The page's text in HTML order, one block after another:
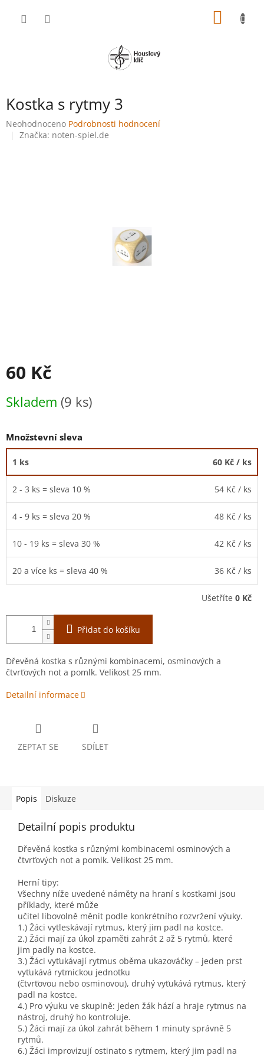
Kostka s rytmy 3
Průměrné
hodnocení
Neohodnoceno Podrobnosti hodnocení
Značka: noten-spiel.de
60 Kč
cena:
Skladem (9 ks)
Množstevní sleva
1 ks 60 Kč / ks
2 - 3 ks = sleva 10 % 54 Kč / ks
4 - 9 ks = sleva 20 % 48 Kč / ks
10 - 19 ks = sleva 30 % 42 Kč / ks
20 a více ks = sleva 40 % 36 Kč / ks
Ušetříte 0 Kč
Přidat do košíku
Dřevěná kostka s různými kombinacemi, osminových a
čtvrťových not a pomlk. Velikost 25 mm.
Detailní informace
ZEPTAT SE SDÍLET
Popis Diskuze
Detailní popis produktu
Dřevěná kostka s různými kombinacemi osminových a
čtvrťových not a pomlk. Velikost 25 mm.
Herní tipy:
Všechny níže uvedené náměty na hraní s kostkami jsou
příklady, které může
učitel libovolně měnit podle konkrétního rozvržení výuky.
1.) Žáci vytleskávají rytmus, který jim padl na kostce.
2.) Žáci mají za úkol zpaměti zahrát 2 až 5 rytmů, které
jim padly na kostce.
3.) Žáci vyťukávají rytmus oběma ukazováčky – jeden prst
vyťukává rytmickou jednotku
(čtvrťovou nebo osminovou), druhý vyťukává rytmus, který
padl na kostce.
4.) Pro výuku ve skupině: jeden žák hází a hraje rytmus na
nástroj, druhý ho kontroluje.
5.) Žáci mají za úkol zahrát během 1 minuty správně 5
rytmů.
6.) Žáci improvizují ostinato s rytmem, který jim padl na